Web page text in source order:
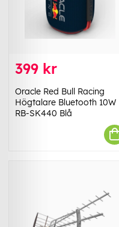
399 kr
Oracle Red Bull Racing
Högtalare Bluetooth 10W
RB-SK440 Blå